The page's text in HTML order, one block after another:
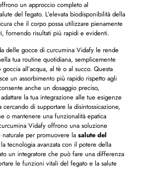
un approccio completo al
del fegato. L’elevata biodisponibilità della
che il corpo possa utilizzare pienamente
fornendo risultati più rapidi e evidenti.
delle gocce di curcumina Vidafy le rende
tua routine quotidiana, semplicemente
all’acqua, al tè o al succo. Questa
un assorbimento più rapido rispetto agli
anche un dosaggio preciso,
la tua integrazione alle tue esigenze
di supportare la disintossicazione,
o mantenere una funzionalità epatica
Vidafy offrono una soluzione
per promuovere la salute del
tecnologia avanzata con il potere della
un integratore che può fare una differenza
le funzioni vitali del fegato e la salute